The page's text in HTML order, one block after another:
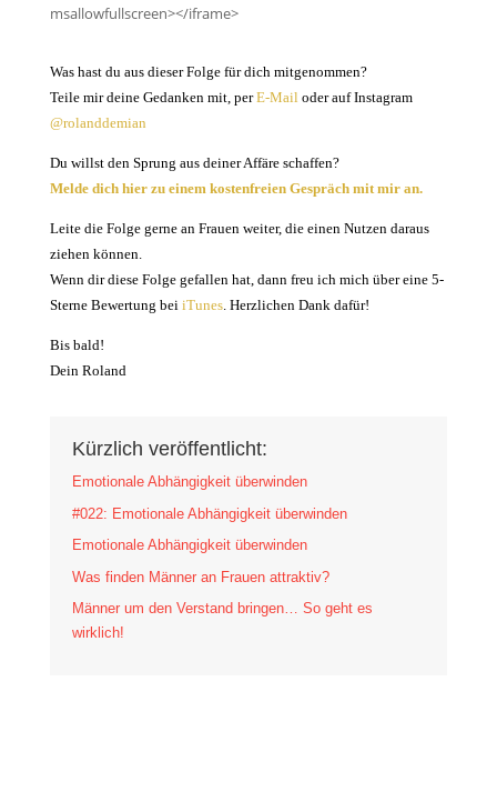
msallowfullscreen></iframe>
Was hast du aus dieser Folge für dich mitgenommen?
Teile mir deine Gedanken mit, perE-Mailoder auf Instagram
@rolanddemian
Du willst den Sprung aus deiner Affäre schaffen?
Melde dich hier zu einem kostenfreien Gespräch mit mir an.
Leite die Folge gerne an Frauen weiter, die einen Nutzen daraus
ziehen können.
Wenn dir diese Folge gefallen hat, dann freu ich mich über eine 5-
Sterne Bewertung bei iTunes. Herzlichen Dank dafür!
Bis bald!
Dein Roland
Kürzlich veröffentlicht:
Emotionale Abhängigkeit überwinden
#022: Emotionale Abhängigkeit überwinden
Emotionale Abhängigkeit überwinden
Was finden Männer an Frauen attraktiv?
Männer um den Verstand bringen… So geht es
wirklich!